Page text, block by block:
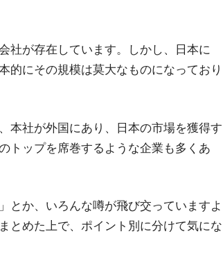
社が存在しています。しかし、日本に
的にその規模は莫大なものになっており
本社が外国にあり、日本の市場を獲得す
トップを席巻するような企業も多くあ
とか、いろんな噂が飛び交っていますよ
とめた上で、ポイント別に分けて気にな